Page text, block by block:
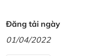
Đăng tải ngày
01/04/2022